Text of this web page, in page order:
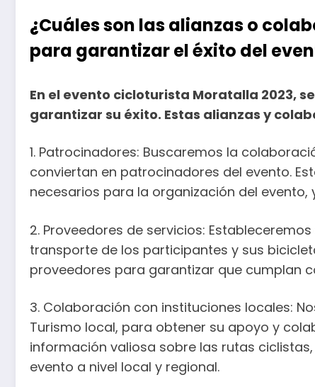
¿Cuáles son las alianzas o
para garantizar el éxito del
En el evento cicloturista Moratalla 2023,
garantizar su éxito. Estas alianzas y
1. Patrocinadores: Buscaremos la
conviertan en patrocinadores del evento.
necesarios para la organización del
2. Proveedores de servicios:
transporte de los participantes y sus
proveedores para garantizar que cumplan
3. Colaboración con instituciones locales:
Turismo local, para obtener su apoyo y
información valiosa sobre las rutas
evento a nivel local y regional.